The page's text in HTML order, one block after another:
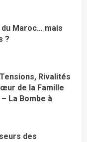
Maroc… mais
?
Rivalités
de la Famille
La Bombe à
des